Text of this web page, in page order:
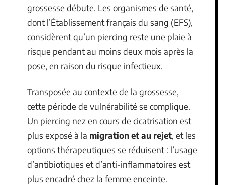
grossesse débute. Les organismes de santé,
dont l’Établissement français du sang (EFS),
considèrent qu’un piercing reste une plaie à
risque pendant au moins deux mois après la
pose, en raison du risque infectieux.
Transposée au contexte de la grossesse,
cette période de vulnérabilité se complique.
Un piercing nez en cours de cicatrisation est
plus exposé à la migration et au rejet, et les
options thérapeutiques se réduisent : l’usage
d’antibiotiques et d’anti-inflammatoires est
plus encadré chez la femme enceinte.